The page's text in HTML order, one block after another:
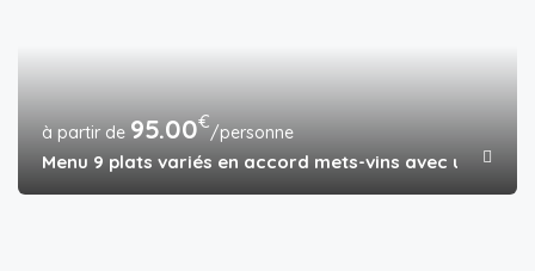
95.00€/personne
Menu 9 plats variés en accord mets-vins avec un chef